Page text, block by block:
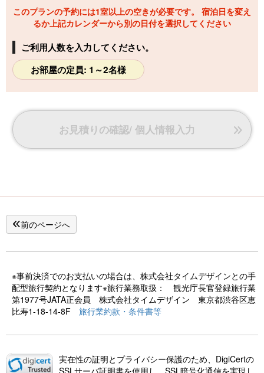
このプランの予約には1室以上の空きが必要です。 宿泊日を変え
るか上記カレンダーから別の日付を選択してください
ご利用人数を入力してください。
お部屋の定員: 1～2名様
お見積りの確認/ 個人情報入力
前のページへ
※事前決済でのお支払いの場合は、株式会社タイムデザインとの手
配型旅行契約となります※旅行業務取扱： 観光庁長官登録旅行業
第1977号JATA正会員 株式会社タイムデザイン 東京都渋谷区恵
比寿1-18-14-8F 旅行業約款・条件書等
実在性の証明とプライバシー保護のため、DigiCertの